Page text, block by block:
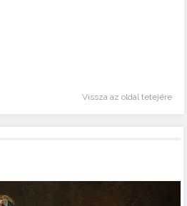
Vissza az oldal tetejére